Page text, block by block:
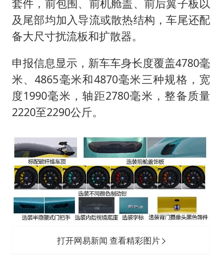
套件，前包围、前机舱盖、前后翼子板以
及尾部均加入导流或散热结构，车尾还配
备大尺寸扰流板和扩散器。
申报信息显示，新车车身长度覆盖4780毫
米、4865毫米和4870毫米三种规格，宽
度1990毫米，轴距2780毫米，整备质量
2220至2290公斤。
打开网易新闻 查看精彩图片